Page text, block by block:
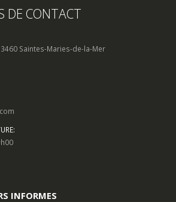
DE CONTACT
Saintes-Maries-de-la-Mer
INFORMES